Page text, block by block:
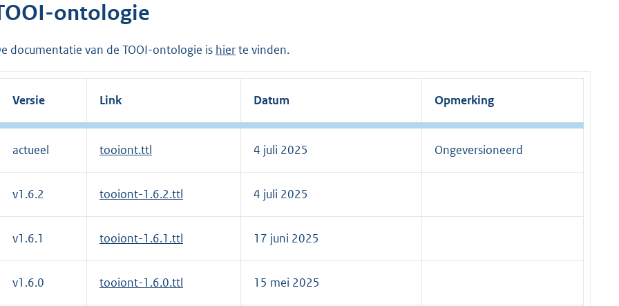
ontologie
documentatie van de TOOI-ontologie is hierte vinden.
Versie Link Datum Opmerking
actueel tooiont.ttl 4 juli 2025 Ongeversioneerd
v1.6.2 tooiont-1.6.2.ttl 4 juli 2025
v1.6.1 tooiont-1.6.1.ttl 17 juni 2025
v1.6.0 tooiont-1.6.0.ttl 15 mei 2025